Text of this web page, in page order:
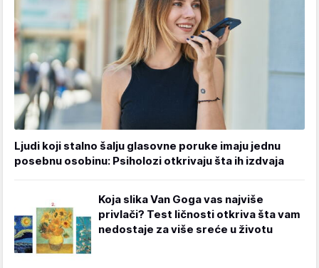
Ljudi koji stalno šalju glasovne poruke imaju jednu
posebnu osobinu: Psiholozi otkrivaju šta ih izdvaja
Koja slika Van Goga vas najviše
privlači? Test ličnosti otkriva šta vam
nedostaje za više sreće u životu